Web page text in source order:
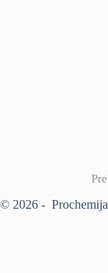
© 2026 -